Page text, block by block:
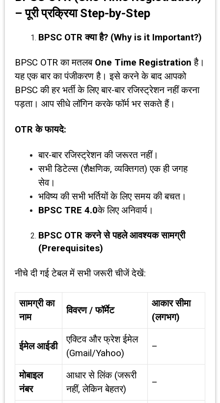
–पूरी प्रक्रियाStep-by-Step
BPSC OTRक्या है? (Why is it Important?)
BPSC OTR का मतलब One Time Registration है।
यह एक बार का पंजीकरण है। इसे करने के बाद आपको
BPSC की हर भर्ती के लिए बार-बार रजिस्ट्रेशन नहीं करना
पड़ता। आप सीधे लॉगिन करके फॉर्म भर सकते हैं।
OTRके फायदे:
बार-बार रजिस्ट्रेशन की जरूरत नहीं।
सभी डिटेल्स (शैक्षणिक, व्यक्तिगत) एक ही जगह
सेव।
भविष्य की सभी भर्तियों के लिए समय की बचत।
BPSC TRE 4.0के लिए अनिवार्य।
BPSC OTRकरने से पहले आवश्यक सामग्री
(Prerequisites)
नीचे दी गई टेबल में सभी जरूरी चीजें देखें:
सामग्री का
नाम
विवरण / फॉर्मेट
आकार सीमा
(लगभग)
ईमेल आईडी
एक्टिव और फ्रेश ईमेल
(Gmail/Yahoo)
–
मोबाइल
नंबर
आधार से लिंक (जरूरी
नहीं, लेकिन बेहतर)
–